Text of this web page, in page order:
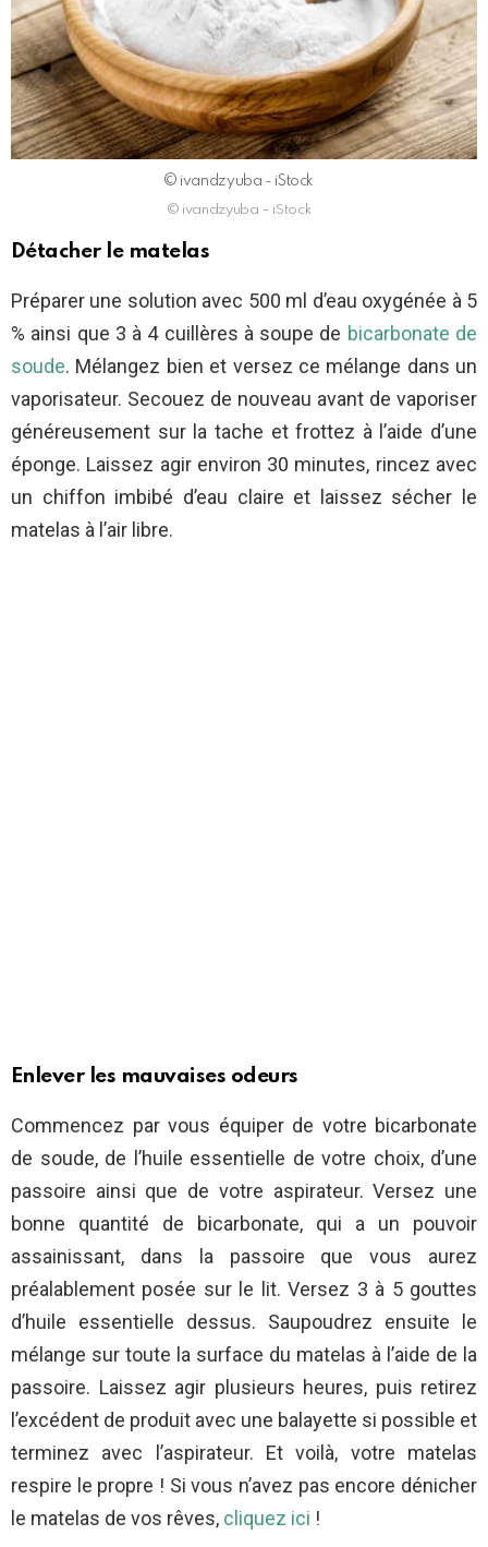
© ivandzyuba - iStock
© ivandzyuba – iStock
Détacher le matelas
Préparer une solution avec 500 ml d’eau oxygénée à 5
% ainsi que 3 à 4 cuillères à soupe de bicarbonate de
soude. Mélangez bien et versez ce mélange dans un
vaporisateur. Secouez de nouveau avant de vaporiser
généreusement sur la tache et frottez à l’aide d’une
éponge. Laissez agir environ 30 minutes, rincez avec
un chiffon imbibé d’eau claire et laissez sécher le
matelas à l’air libre.
Enlever les mauvaises odeurs
Commencez par vous équiper de votre bicarbonate
de soude, de l’huile essentielle de votre choix, d’une
passoire ainsi que de votre aspirateur. Versez une
bonne quantité de bicarbonate, qui a un pouvoir
assainissant, dans la passoire que vous aurez
préalablement posée sur le lit. Versez 3 à 5 gouttes
d’huile essentielle dessus. Saupoudrez ensuite le
mélange sur toute la surface du matelas à l’aide de la
passoire. Laissez agir plusieurs heures, puis retirez
l’excédent de produit avec une balayette si possible et
terminez avec l’aspirateur. Et voilà, votre matelas
respire le propre ! Si vous n’avez pas encore dénicher
le matelas de vos rêves, cliquez ici !